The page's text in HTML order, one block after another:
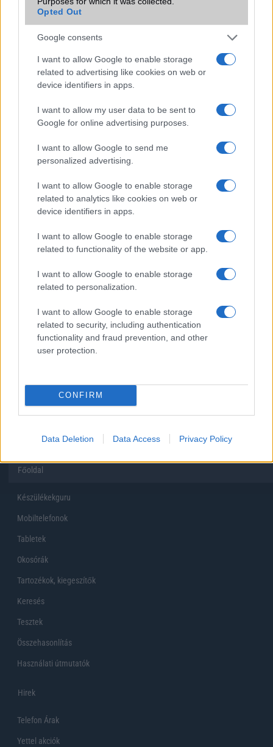
Opted Out
Google consents
I want to allow Google to enable storage
related to advertising like cookies on web or
device identifiers in apps.
I want to allow my user data to be sent to
Google for online advertising purposes.
I want to allow Google to send me
personalized advertising.
I want to allow Google to enable storage
related to analytics like cookies on web or
device identifiers in apps.
I want to allow Google to enable storage
related to functionality of the website or app.
I want to allow Google to enable storage
related to personalization.
I want to allow Google to enable storage
related to security, including authentication
functionality and fraud prevention, and other
user protection.
CONFIRM
Data Deletion Data Access Privacy Policy
Feliratkozás a Telefonguru ingyenes hírlevelére
OK
Elfogadom az
webhelyet a reCAPTCHA védi. A Googleadatvédelmi irányelveés a
szolgáltatási feltételekérvényesek.
Korábbi hírlevelek
SZAVAZÁS
tárhellyel érkezik?
Talán, ha más fejlesztések is vannak
Nem, nekem a mostani tárhely is elég
Főoldal
Készülékekguru
Mobiltelefonok
Tabletek
Okosórák
Tartozékok, kiegeszítők
Keresés
Tesztek
Összehasonlítás
Használati útmutatók
Hirek
Telefon Árak
Yettel akciók